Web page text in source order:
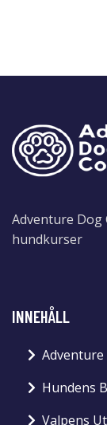
Adventure Dog
hundkurser
INNEHÅLL
Hundens
Valpens